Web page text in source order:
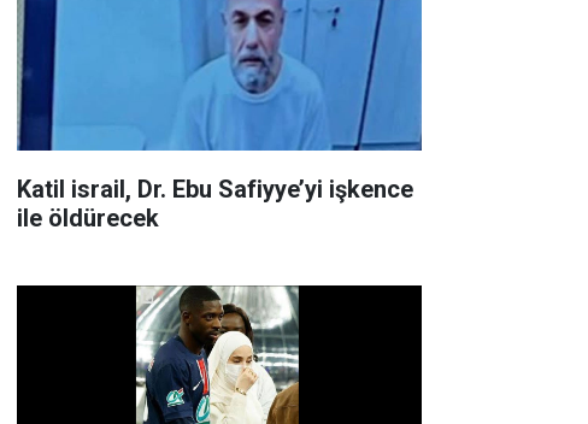
Katil israil, Dr. Ebu Safiyye’yi işkence
ile öldürecek